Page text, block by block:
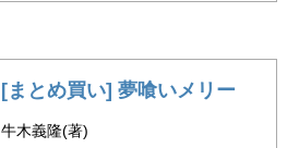
[まとめ買い] 夢喰いメリー
牛木義隆(著)